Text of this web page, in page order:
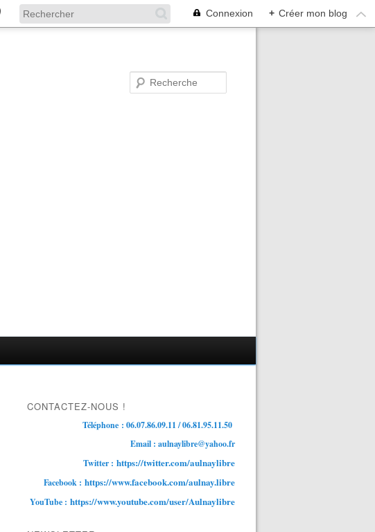
Connexion + Créer mon blog
CONTACTEZ-NOUS !
Téléphone : 06.07.86.09.11 / 06.81.95.11.50
Email : aulnaylibre@yahoo.fr
Twitter : https://twitter.com/aulnaylibre
Facebook : https://www.facebook.com/aulnay.libre
YouTube : https://www.youtube.com/user/Aulnaylibre